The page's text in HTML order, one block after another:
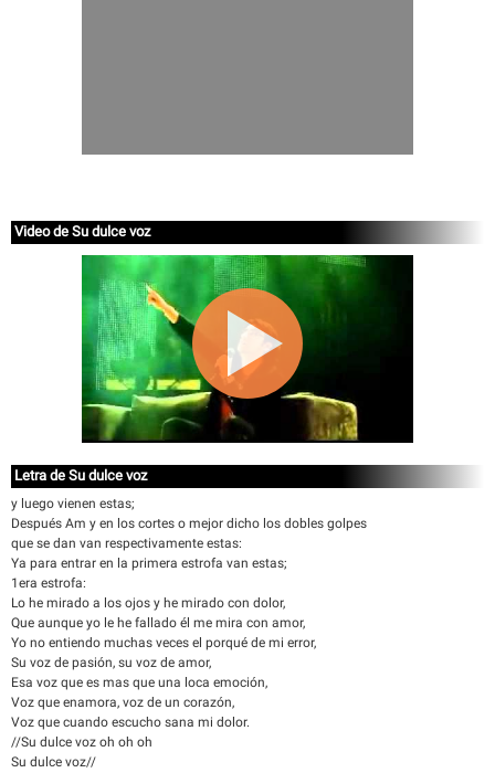
Video de Su dulce voz
Letra de Su dulce voz
y luego vienen estas;
Después Am y en los cortes o mejor dicho los dobles golpes
que se dan van respectivamente estas:
Ya para entrar en la primera estrofa van estas;
1era estrofa:
Lo he mirado a los ojos y he mirado con dolor,
Que aunque yo le he fallado él me mira con amor,
Yo no entiendo muchas veces el porqué de mi error,
Su voz de pasión, su voz de amor,
Esa voz que es mas que una loca emoción,
Voz que enamora, voz de un corazón,
Voz que cuando escucho sana mi dolor.
//Su dulce voz oh oh oh
Su dulce voz//